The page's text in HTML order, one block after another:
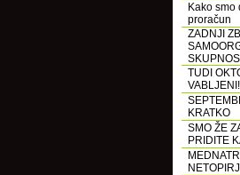
Kako smo
proračun
ZADNJI
TUDI
VABLJENI!
KRATKO
SMO ŽE
PRIDITE